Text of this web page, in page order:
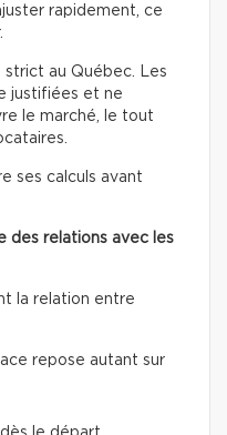
rapidement, ce
au Québec. Les
justifiées et ne
le marché, le tout
ses calculs avant
relations avec les
la relation entre
repose autant sur